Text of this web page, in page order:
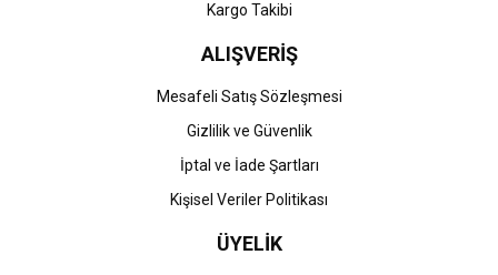
Kargo Takibi
ALIŞVERİŞ
Mesafeli Satış Sözleşmesi
Gizlilik ve Güvenlik
İptal ve İade Şartları
Kişisel Veriler Politikası
ÜYELİK